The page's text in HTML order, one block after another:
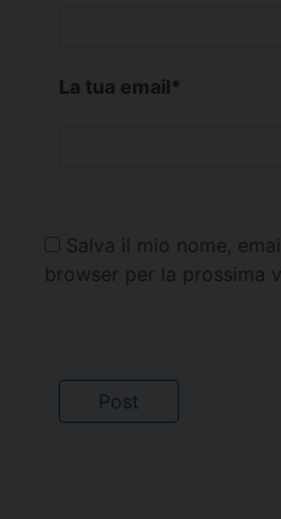
La tua email*
Salva il mio nome,
browser per la prossima